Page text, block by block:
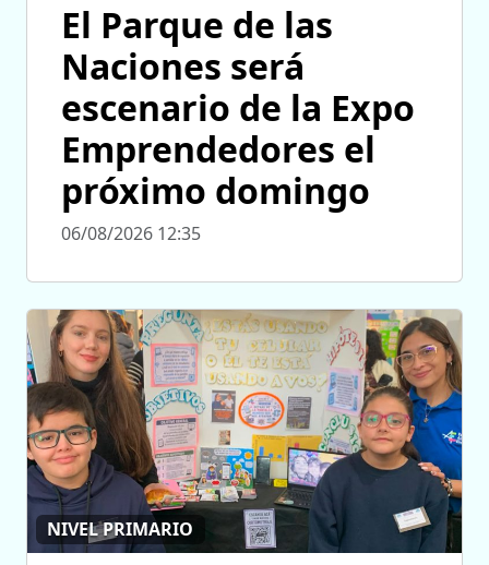
El Parque de las
Naciones será
escenario de la Expo
Emprendedores el
próximo domingo
06/08/2026 12:35
NIVEL PRIMARIO